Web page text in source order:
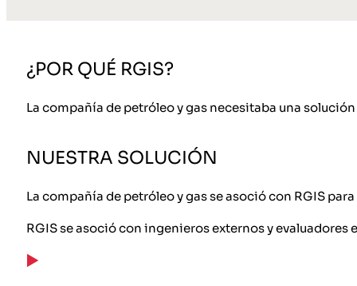
¿POR QUÉ RGIS?
La compañía de petróleo y gas necesitaba una solución
NUESTRA SOLUCIÓN
La compañía de petróleo y gas se asoció con RGIS
RGIS se asoció con ingenieros externos y evaluadores